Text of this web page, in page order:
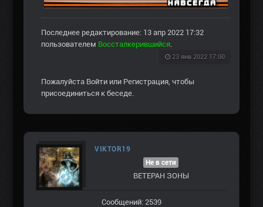
Последнее редактирование: 13 апр 2022 17:32
пользователем Воссталкерившийся
23 янв 2022 17:00
Пожалуйста Войти или Регистрация , чтобы
присоединиться к беседе.
VIKTOR19
Не в сети
ВЕТЕРАН ЗOНЫ
Сообщений: 2539